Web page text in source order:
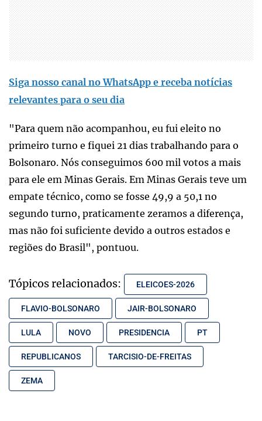
Siga nosso canal no WhatsApp e receba notícias
relevantes para o seu dia
"Para quem não acompanhou, eu fui eleito no
primeiro turno e fiquei 21 dias trabalhando para o
Bolsonaro. Nós conseguimos 600 mil votos a mais
para ele em Minas Gerais. Em Minas Gerais teve um
empate técnico, como se fosse 49,9 a 50,1 no
segundo turno, praticamente zeramos a diferença,
mas não foi suficiente devido a outros estados e
regiões do Brasil", pontuou.
Tópicos relacionados: ELEICOES-2026
FLAVIO-BOLSONARO JAIR-BOLSONARO
LULA NOVO PRESIDENCIA PT
REPUBLICANOS TARCISIO-DE-FREITAS
ZEMA